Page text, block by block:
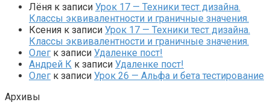
Лёня к записи Урок 17 — Техники тест дизайна.
Классы эквивалентности и граничные значения.
Ксения к записи Урок 17 — Техники тест дизайна.
Классы эквивалентности и граничные значения.
Олег к записи Удаленке пост!
Андрей К к записи Удаленке пост!
Олег к записи Урок 26 — Альфа и бета тестирование
Архивы